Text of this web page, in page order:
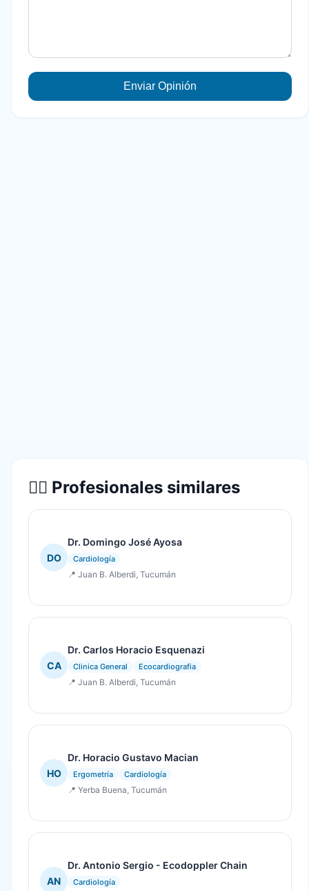
Enviar Opinión
👨‍⚕️ Profesionales similares
DO
Dr. Domingo José Ayosa
Cardiología
📍 Juan B. Alberdi, Tucumán
CA
Dr. Carlos Horacio Esquenazi
Clinica General Ecocardiografia
📍 Juan B. Alberdi, Tucumán
HO
Dr. Horacio Gustavo Macian
Ergometría Cardiología
📍 Yerba Buena, Tucumán
AN
Dr. Antonio Sergio - Ecodoppler Chain
Cardiología